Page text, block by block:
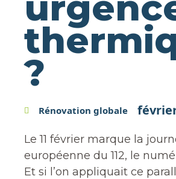
?
Rénovation globale
Le 11 février marque la
européenne du 112, le
Et si l’on appliquait ce